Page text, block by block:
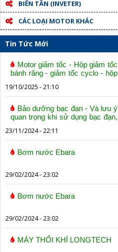
BIẾN TẦN (INVETER)
CÁC LOẠI MOTOR KHÁC
Tin Tức Mới
Motor giảm tốc - Hộp giảm tốc
bánh răng - giảm tốc cyclo - hộp
19/10/2025 - 21:10
Bảo dưỡng bạc đạn - Và lưu ý
quan trọng khi sử dụng bạc đạn,
23/11/2024 - 22:11
Bơm nước Ebara
29/02/2024 - 23:02
Bơm nước Ebara
29/02/2024 - 23:02
MÁY THỔI KHÍ LONGTECH